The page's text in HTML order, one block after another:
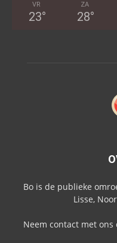
VR
23°
ZA
28°
Bo is de publieke
Lisse,
Neem contact met ons